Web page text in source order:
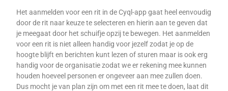
Het aanmelden voor een rit in de Cyql-app gaat heel eenvoudig
door de rit naar keuze te selecteren en hierin aan te geven dat
je meegaat door het schuifje opzij te bewegen. Het aanmelden
voor een rit is niet alleen handig voor jezelf zodat je op de
hoogte blijft en berichten kunt lezen of sturen maar is ook erg
handig voor de organisatie zodat we er rekening mee kunnen
houden hoeveel personen er ongeveer aan mee zullen doen.
Dus mocht je van plan zijn om met een rit mee te doen, laat dit